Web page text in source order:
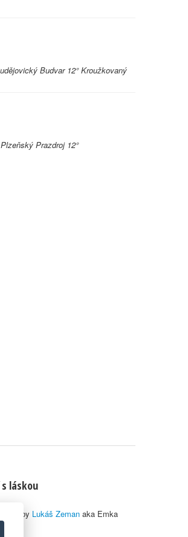
Budvar 12° Kroužkovaný
Prazdroj 12°
láskou
by Lukáš Zeman aka Emka